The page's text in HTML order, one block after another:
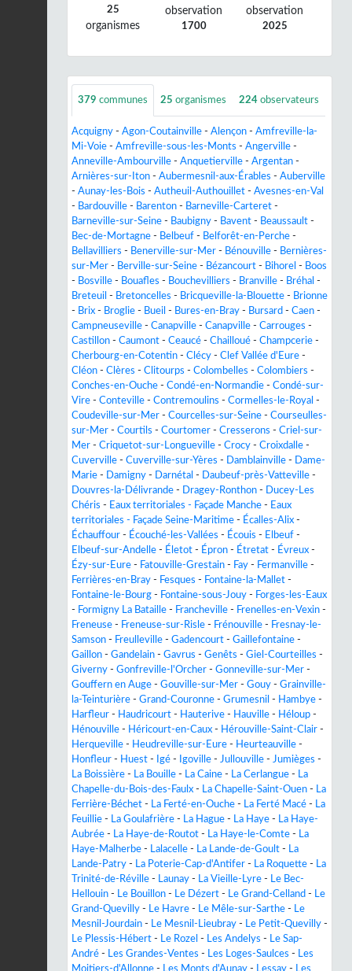
25
organismes
observation
1700
observation
2025
379 communes 25 organismes 224 observateurs
Acquigny - Agon-Coutainville - Alençon - Amfreville-la-
Mi-Voie - Amfreville-sous-les-Monts - Angerville -
Anneville-Ambourville - Anquetierville - Argentan -
Arnières-sur-Iton - Aubermesnil-aux-Érables - Auberville
- Aunay-les-Bois - Autheuil-Authouillet - Avesnes-en-Val
- Bardouville - Barenton - Barneville-Carteret -
Barneville-sur-Seine - Baubigny - Bavent - Beaussault -
Bec-de-Mortagne - Belbeuf - Belforêt-en-Perche -
Bellavilliers - Benerville-sur-Mer - Bénouville - Bernières-
sur-Mer - Berville-sur-Seine - Bézancourt - Bihorel - Boos
- Bosville - Bouafles - Bouchevilliers - Branville - Bréhal -
Breteuil - Bretoncelles - Bricqueville-la-Blouette - Brionne
- Brix - Broglie - Bueil - Bures-en-Bray - Bursard - Caen -
Campneuseville - Canapville - Canapville - Carrouges -
Castillon - Caumont - Ceaucé - Chailloué - Champcerie -
Cherbourg-en-Cotentin - Clécy - Clef Vallée d'Eure -
Cléon - Clères - Clitourps - Colombelles - Colombiers -
Conches-en-Ouche - Condé-en-Normandie - Condé-sur-
Vire - Conteville - Contremoulins - Cormelles-le-Royal -
Coudeville-sur-Mer - Courcelles-sur-Seine - Courseulles-
sur-Mer - Courtils - Courtomer - Cresserons - Criel-sur-
Mer - Criquetot-sur-Longueville - Crocy - Croixdalle -
Cuverville - Cuverville-sur-Yères - Damblainville -
Dame-
Marie - Damigny - Darnétal - Daubeuf-près-Vatteville -
Douvres-la-Délivrande - Dragey-Ronthon -
Ducey-Les
Chéris - Eaux territoriales - Façade Manche - Eaux
territoriales - Façade Seine-Maritime - Écalles-Alix -
Échauffour - Écouché-les-Vallées - Écouis - Elbeuf -
Elbeuf-sur-Andelle - Életot - Épron - Étretat - Évreux -
Ézy-sur-Eure - Fatouville-Grestain - Fay - Fermanville -
Ferrières-en-Bray - Fesques - Fontaine-la-Mallet -
Fontaine-le-Bourg - Fontaine-sous-Jouy - Forges-les-Eaux
- Formigny La Bataille - Francheville - Frenelles-en-Vexin -
Freneuse - Freneuse-sur-Risle - Frénouville - Fresnay-le-
Samson - Freulleville - Gadencourt - Gaillefontaine -
Gaillon - Gandelain - Gavrus - Genêts - Giel-Courteilles -
Giverny - Gonfreville-l'Orcher - Gonneville-sur-Mer -
Gouffern en Auge - Gouville-sur-Mer - Gouy - Grainville-
la-Teinturière - Grand-Couronne - Grumesnil - Hambye -
Harfleur - Haudricourt - Hauterive - Hauville - Héloup -
Hénouville - Héricourt-en-Caux - Hérouville-Saint-Clair -
Herqueville - Heudreville-sur-Eure - Heurteauville -
Honfleur - Huest - Igé - Igoville - Jullouville - Jumièges -
La Boissière - La Bouille - La Caine - La Cerlangue - La
Chapelle-du-Bois-des-Faulx - La Chapelle-Saint-Ouen - La
Ferrière-Béchet - La Ferté-en-Ouche - La Ferté Macé - La
Feuillie - La Goulafrière - La Hague - La Haye - La Haye-
Aubrée - La Haye-de-Routot - La Haye-le-Comte - La
Haye-Malherbe - Lalacelle - La Lande-de-Goult - La
Lande-Patry - La Poterie-Cap-d'Antifer - La Roquette - La
Trinité-de-Réville - Launay - La Vieille-Lyre - Le Bec-
Hellouin - Le Bouillon - Le Dézert - Le Grand-Celland - Le
Grand-Quevilly - Le Havre - Le Mêle-sur-Sarthe - Le
Mesnil-Jourdain - Le Mesnil-Lieubray - Le Petit-Quevilly -
Le Plessis-Hébert - Le Rozel - Les Andelys - Le Sap-
André - Les Grandes-Ventes - Les Loges-Saulces - Les
Moitiers-d'Allonne - Les Monts d'Aunay - Lessay - Les